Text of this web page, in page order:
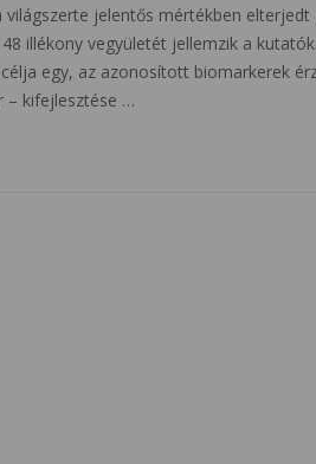
jelentős mértékben elterjedt
illékony vegyületét jellemzik a
egy, az azonosított biomarkerek
– kifejlesztése …